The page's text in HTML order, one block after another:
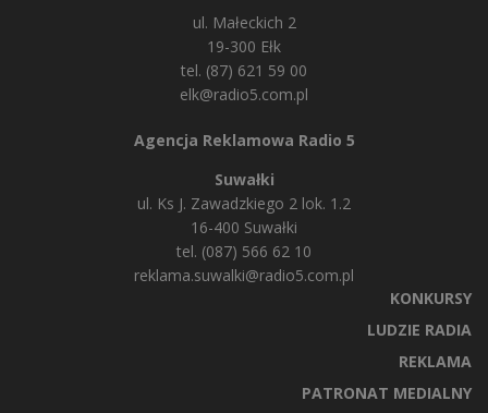
ul. Małeckich 2
19-300 Ełk
tel. (87) 621 59 00
elk@radio5.com.pl
Agencja Reklamowa Radio 5
Suwałki
ul. Ks J. Zawadzkiego 2 lok. 1.2
16-400 Suwałki
tel. (087) 566 62 10
reklama.suwalki@radio5.com.pl
KONKURSY
LUDZIE RADIA
REKLAMA
PATRONAT MEDIALNY